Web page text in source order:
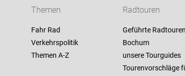
Themen
Fahr Rad
Verkehrspolitik
Themen A-Z
Radtouren
Geführte
Bochum
unsere Tourguides
Tourenvorschläge